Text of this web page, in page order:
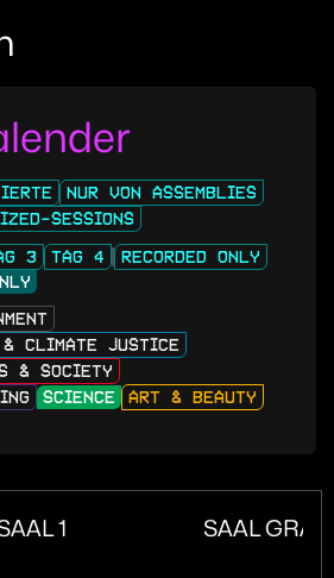
NUR VON ASSEMBLIES
SESSIONS
3 TAG 4
RECORDED ONLY
CLIMATE JUSTICE
& SOCIETY
SCIENCE
ART & BEAUTY
1 SAAL